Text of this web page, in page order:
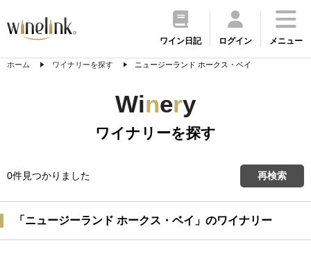
ワイン日記 ログイン メニュー
ホーム ワイナリーを探す ニュージーランド ホークス・ベイ
Winery
ワイナリーを探す
0件見つかりました 再検索
「ニュージーランド ホークス・ベイ」のワイナリー